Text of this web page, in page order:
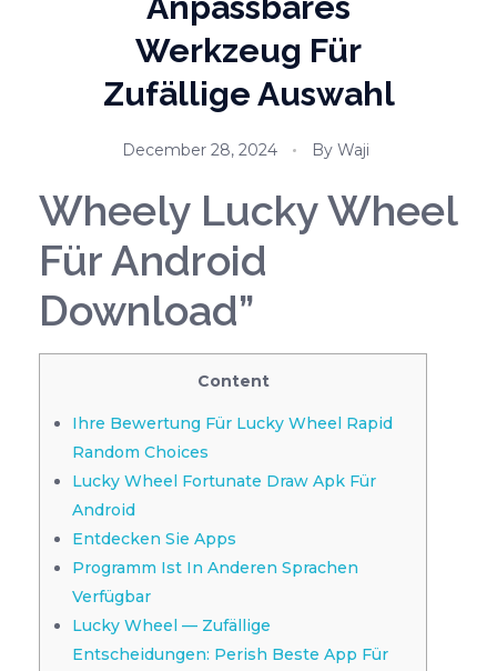
Werkzeug Für
Zufällige Auswahl
December 28, 2024 By Waji
Wheely Lucky Wheel
Für Android
Download”
Content
Ihre Bewertung Für Lucky Wheel Rapid
Random Choices
Lucky Wheel Fortunate Draw Apk Für
Android
Entdecken Sie Apps
Programm Ist In Anderen Sprachen
Verfügbar
Lucky Wheel — Zufällige
Entscheidungen: Perish Beste App Für